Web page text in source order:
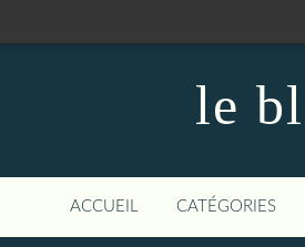
le
ACCUEIL CATÉGORIES